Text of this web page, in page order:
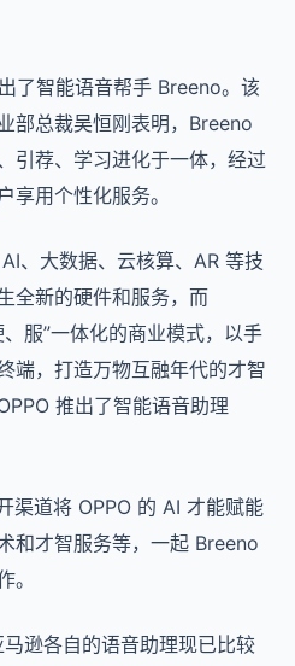
了智能语音帮手 Breeno。该
部总裁吴恒刚表明，Breeno
引荐、学习进化于一体，经过
享用个性化服务。
、大数据、云核算、AR 等技
全新的硬件和服务，而
服”一体化的商业模式，以手
端，打造万物互融年代的才智
推出了智能语音助理
渠道将 OPPO 的 AI 才能赋能
和才智服务等，一起 Breeno
。
逊各自的语音助理现已比较